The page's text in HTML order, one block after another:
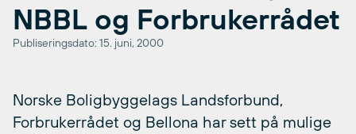
NBBL og Forbrukerrådet
Publiseringsdato: 15. juni, 2000
Norske Boligbyggelags Landsforbund,
Forbrukerrådet og Bellona har sett på mulige